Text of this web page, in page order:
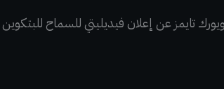
تايمز عن إعلان فيديليتي للسماح للبتكوين